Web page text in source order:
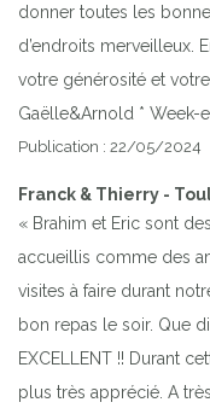
donner toutes les
d’endroits merveilleux.
votre générosité et
Gaëlle&Arnold * Week-
Publication : 22/05/2024
Franck & Thierry -
« Brahim et Eric sont
accueillis comme des
visites à faire durant
bon repas le soir. Que
EXCELLENT !! Durant
plus très apprécié. A